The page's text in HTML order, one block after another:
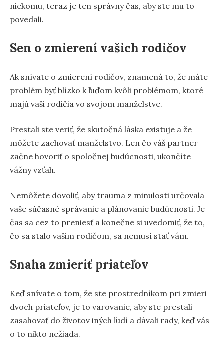
niekomu, teraz je ten správny čas, aby ste mu to
povedali.
Sen o zmierení vašich rodičov
Ak snívate o zmierení rodičov, znamená to, že máte
problém byť blízko k ľuďom kvôli problémom, ktoré
majú vaši rodičia vo svojom manželstve.
Prestali ste veriť, že skutočná láska existuje a že
môžete zachovať manželstvo. Len čo váš partner
začne hovoriť o spoločnej budúcnosti, ukončíte
vážny vzťah.
Nemôžete dovoliť, aby trauma z minulosti určovala
vaše súčasné správanie a plánovanie budúcnosti. Je
čas sa cez to preniesť a konečne si uvedomiť, že to,
čo sa stalo vašim rodičom, sa nemusí stať vám.
Snaha zmieriť priateľov
Keď snívate o tom, že ste prostredníkom pri zmieri
dvoch priateľov, je to varovanie, aby ste prestali
zasahovať do životov iných ľudí a dávali rady, keď vás
o to nikto nežiada.